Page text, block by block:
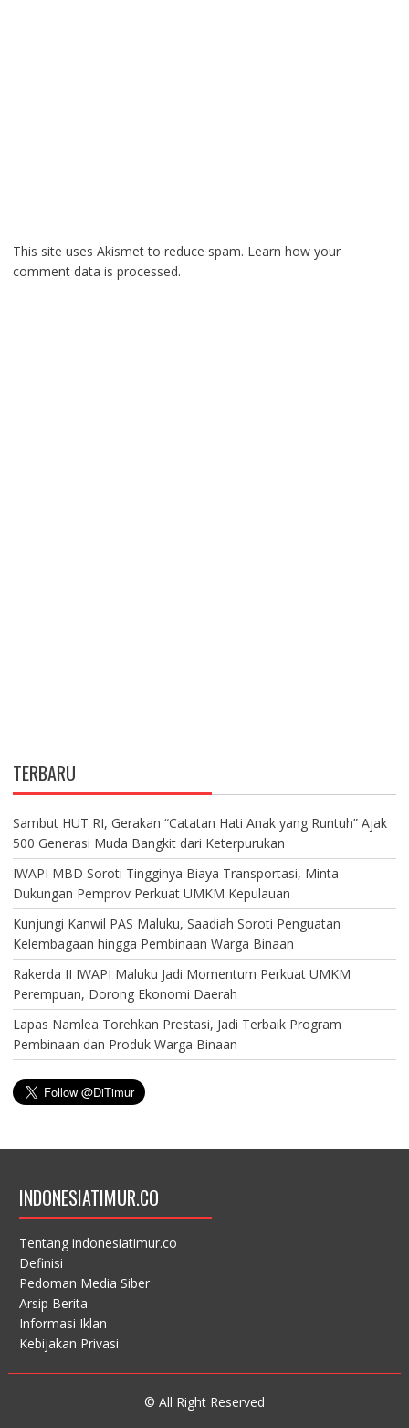
This site uses Akismet to reduce spam. Learn how your
comment data is processed.
TERBARU
Sambut HUT RI, Gerakan “Catatan Hati Anak yang Runtuh” Ajak
500 Generasi Muda Bangkit dari Keterpurukan
IWAPI MBD Soroti Tingginya Biaya Transportasi, Minta
Dukungan Pemprov Perkuat UMKM Kepulauan
Kunjungi Kanwil PAS Maluku, Saadiah Soroti Penguatan
Kelembagaan hingga Pembinaan Warga Binaan
Rakerda II IWAPI Maluku Jadi Momentum Perkuat UMKM
Perempuan, Dorong Ekonomi Daerah
Lapas Namlea Torehkan Prestasi, Jadi Terbaik Program
Pembinaan dan Produk Warga Binaan
INDONESIATIMUR.CO
Tentang indonesiatimur.co
Definisi
Pedoman Media Siber
Arsip Berita
Informasi Iklan
Kebijakan Privasi
© All Right Reserved